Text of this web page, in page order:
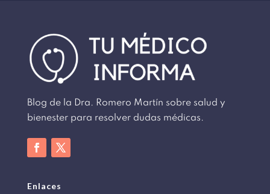
Blog de la Dra. Romero Martín sobre salud y
bienester para resolver dudas médicas.
Enlaces